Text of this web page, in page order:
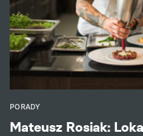
PORADY
Mateusz Rosiak: